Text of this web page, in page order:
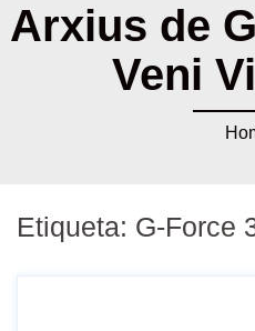
Arxius de
Veni
Etiqueta: G-Force